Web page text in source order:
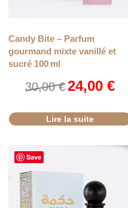
Candy Bite – Parfum
gourmand mixte vanillé et
sucré 100 ml
30,00€
Le
prix
était :
30,00 €.
24,00 €Le
prix
est
Lire la suite
Save